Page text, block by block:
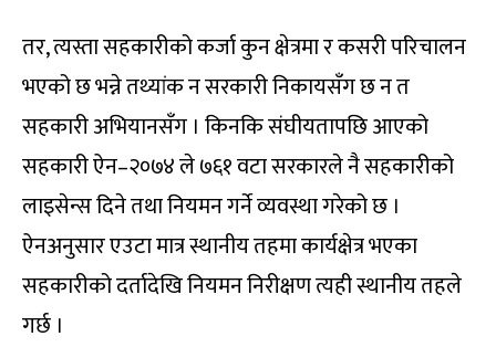
तर, त्यस्ता सहकारीको कर्जा कुन क्षेत्रमा र कसरी परिचालन
भएको छ भन्ने तथ्यांक न सरकारी निकायसँग छ न त
सहकारी अभियानसँग । किनकि संघीयतापछि आएको
सहकारी ऐन–२०७४ ले ७६१ वटा सरकारले नै सहकारीको
लाइसेन्स दिने तथा नियमन गर्ने व्यवस्था गरेको छ ।
ऐनअनुसार एउटा मात्र स्थानीय तहमा कार्यक्षेत्र भएका
सहकारीको दर्तादेखि नियमन निरीक्षण त्यही स्थानीय तहले
गर्छ ।